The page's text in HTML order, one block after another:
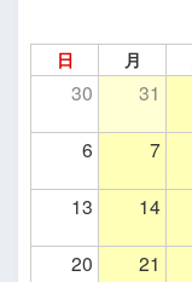
日 月
30 31
6 7
13 14
20 21